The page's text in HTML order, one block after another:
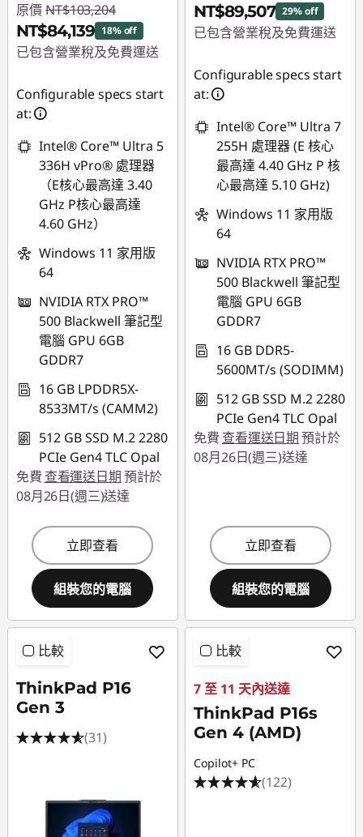
原價 NT$103,204
NT$84,139 18% off
已包含營業稅及免費運送
NT$19,065
Configurable specs start
at:
Intel® Core™ Ultra 5
336H vPro® 處理器
（E核心最高達 3.40
GHz P核心最高達
4.60 GHz）
Windows 11 家用版
64
NVIDIA RTX PRO™
500 Blackwell 筆記型
電腦 GPU 6GB
GDDR7
16 GB LPDDR5X-
8533MT/s (CAMM2)
512 GB SSD M.2 2280
PCIe Gen4 TLC Opal
免費 查看運送日期預計於
08月26日(週三)送達
立即查看
組裝您的電腦
NT$89,507 29% off
已包含營業稅及免費運送
NT$36,795
Configurable specs start
at:
Intel® Core™ Ultra 7
255H 處理器 (E 核心
最高達 4.40 GHz P 核
心最高達 5.10 GHz)
Windows 11 家用版
64
NVIDIA RTX PRO™
500 Blackwell 筆記型
電腦 GPU 6GB
GDDR7
16 GB DDR5-
5600MT/s (SODIMM)
512 GB SSD M.2 2280
PCIe Gen4 TLC Opal
免費 查看運送日期預計於
08月26日(週三)送達
立即查看
組裝您的電腦
比較
ThinkPad P16
Gen 3
(31)
比較
7 至 11 天內送達
ThinkPad P16s
Gen 4 (AMD)
Copilot+ PC
(122)